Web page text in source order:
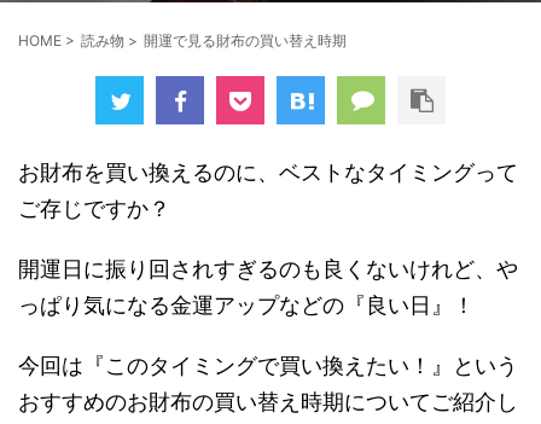
HOME > 読み物 > 開運で見る財布の買い替え時期
お財布を買い換えるのに、ベストなタイミングって
ご存じですか？
開運日に振り回されすぎるのも良くないけれど、や
っぱり気になる金運アップなどの『良い日』！
今回は『このタイミングで買い換えたい！』という
おすすめのお財布の買い替え時期についてご紹介し